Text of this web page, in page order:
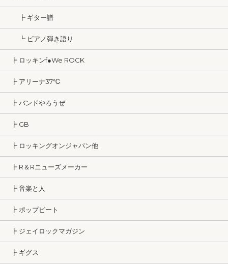
┣ ギター譜
┗ ピアノ弾き語り
┣ ロッキンf●We ROCK
┣ アリーナ37℃
┣ バンドやろうぜ
┣ GB
┣ ロッキングオンジャパン他
┣ R＆Rニューズメーカー
┣ 音楽と人
┣ ポップビート
┣ ジェイロックマガジン
┣ ギグス